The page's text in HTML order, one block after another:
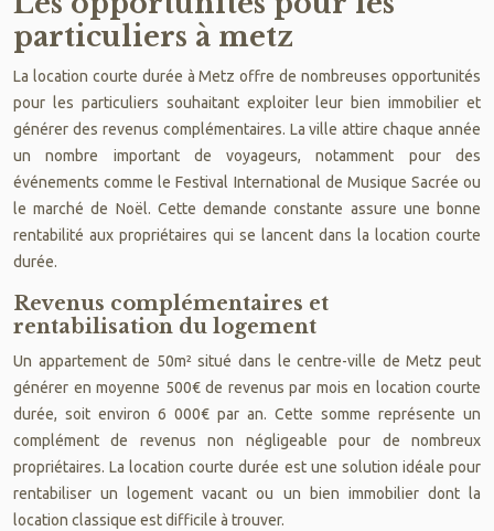
particuliers à metz
La location courte durée à Metz offre de nombreuses opportunités
pour les particuliers souhaitant exploiter leur bien immobilier et
générer des revenus complémentaires. La ville attire chaque année
un nombre important de voyageurs, notamment pour des
événements comme le Festival International de Musique Sacrée ou
le marché de Noël. Cette demande constante assure une bonne
rentabilité aux propriétaires qui se lancent dans la location courte
durée.
Revenus complémentaires et
rentabilisation du logement
Un appartement de 50m² situé dans le centre-ville de Metz peut
générer en moyenne 500€ de revenus par mois en location courte
durée, soit environ 6 000€ par an. Cette somme représente un
complément de revenus non négligeable pour de nombreux
propriétaires. La location courte durée est une solution idéale pour
rentabiliser un logement vacant ou un bien immobilier dont la
location classique est difficile à trouver.